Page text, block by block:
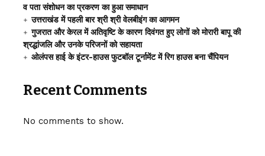
व पता संशोधन का प्रकरण का हुआ समाधान
उत्तराखंड में पहली बार श्री श्री वेलबीइंग का आगमन
गुजरात और केरल में अतिवृष्टि के कारण दिवंगत हुए लोगों को मोरारी बापू की
श्रद्धांजलि और उनके परिजनों को सहायता
ओलंपस हाई के इंटर-हाउस फुटबॉल टूर्नामेंट में रिग हाउस बना चैंपियन
Recent Comments
No comments to show.